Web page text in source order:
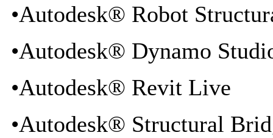
•Autodesk® Robot
•Autodesk® Dynamo
•Autodesk® Revit Live
•Autodesk® Structural